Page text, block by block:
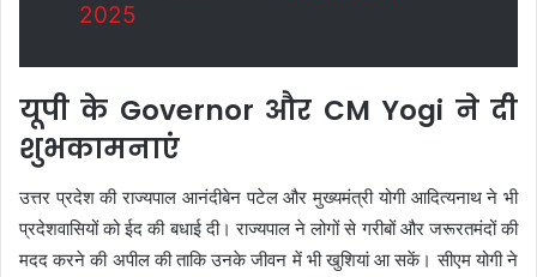
2025
यूपी के Governor और CM Yogi ने दी
शुभकामनाएं
उत्तर प्रदेश की राज्यपाल आनंदीबेन पटेल और मुख्यमंत्री योगी आदित्यनाथ ने भी
प्रदेशवासियों को ईद की बधाई दी। राज्यपाल ने लोगों से गरीबों और जरूरतमंदों की
मदद करने की अपील की ताकि उनके जीवन में भी खुशियां आ सकें। सीएम योगी ने